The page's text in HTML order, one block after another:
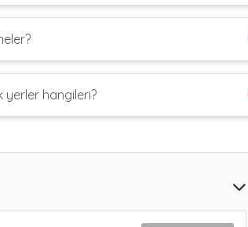
yerler hangileri?